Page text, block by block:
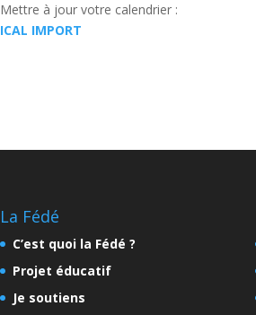
Mettre à jour votre calendrier :
ICAL IMPORT
La Fédé
C’est quoi la Fédé ?
Projet éducatif
Je soutiens